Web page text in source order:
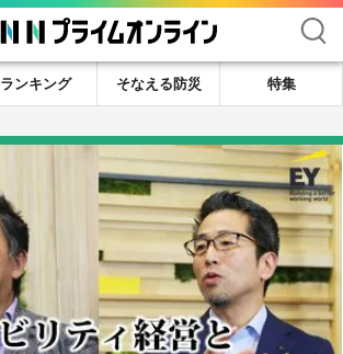
検索
ランキング そなえる防災
特集